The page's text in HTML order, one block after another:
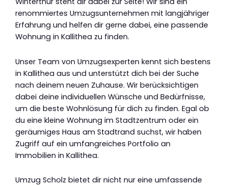
renommiertes Umzugsunternehmen mit langjähriger
Erfahrung und helfen dir gerne dabei, eine passende
Wohnung in Kallithea zu finden.
Unser Team von Umzugsexperten kennt sich bestens
in Kallithea aus und unterstützt dich bei der Suche
nach deinem neuen Zuhause. Wir berücksichtigen
dabei deine individuellen Wünsche und Bedürfnisse,
um die beste Wohnlösung für dich zu finden. Egal ob
du eine kleine Wohnung im Stadtzentrum oder ein
geräumiges Haus am Stadtrand suchst, wir haben
Zugriff auf ein umfangreiches Portfolio an
Immobilien in Kallithea.
Umzug Scholz bietet dir nicht nur eine umfassende